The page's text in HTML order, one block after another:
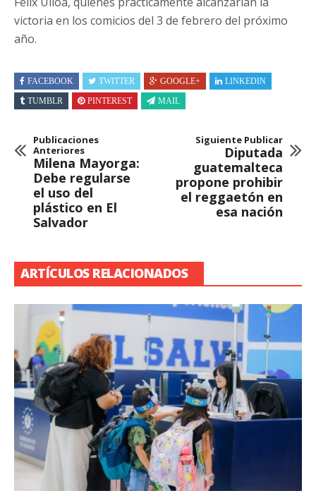
victoria en los comicios del 3 de febrero del próximo
año.
FACEBOOK TWITTER GOOGLE+
LINKEDIN
TUMBLR
PINTEREST MAIL
Publicaciones
Anteriores
Milena Mayorga:
Debe regularse
el uso del
plástico en El
Salvador
Siguiente Publicar
Diputada
guatemalteca
propone prohibir
el reggaetón en
esa nación
ARTÍCULOS RELACIONADOS